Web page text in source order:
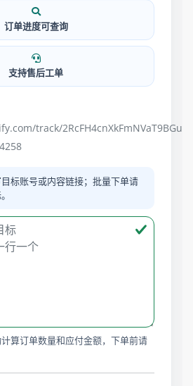
订单进度可查询
支持售后工单
track/
标账号或内容链接；批量下单请
算订单数量和应付金额，下单前请